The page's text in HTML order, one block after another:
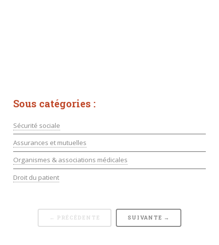
Sous catégories :
Sécurité sociale
Assurances et mutuelles
Organismes & associations médicales
Droit du patient
← PRÉCÉDENTE SUIVANTE →